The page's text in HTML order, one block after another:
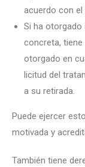
acuerdo con el
Si ha otorgado
concreta,
otorgado en
licitud del
a su retirada.
Puede ejercer
motivada y
También tiene